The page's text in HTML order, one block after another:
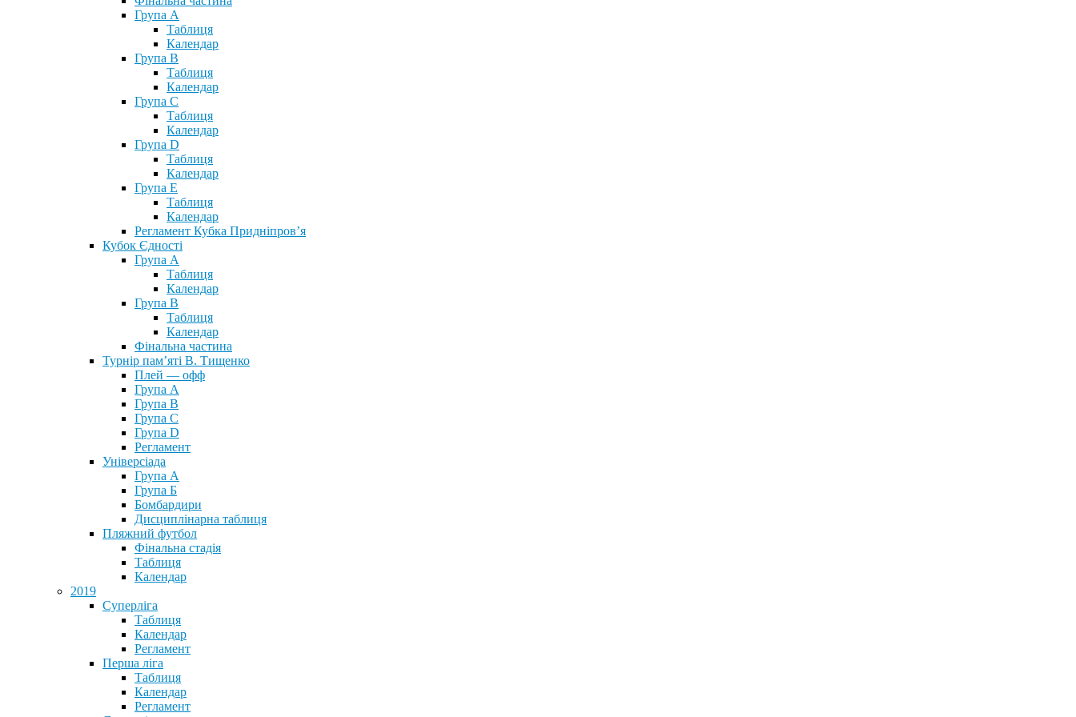
Група А
Таблиця
Календар
Група В
Таблиця
Календар
Група С
Таблиця
Календар
Група D
Таблиця
Календар
Група Е
Таблиця
Календар
Регламент Кубка Придніпров’я
Кубок Єдності
Група А
Таблиця
Календар
Група В
Таблиця
Календар
Фінальна частина
Турнір пам’яті В. Тищенко
Плей — офф
Група А
Група B
Група С
Група D
Регламент
Універсіада
Група А
Група Б
Бомбардири
Дисциплінарна таблиця
Пляжний футбол
Фінальна стадія
Таблиця
Календар
2019
Суперліга
Таблиця
Календар
Регламент
Перша ліга
Таблиця
Календар
Регламент